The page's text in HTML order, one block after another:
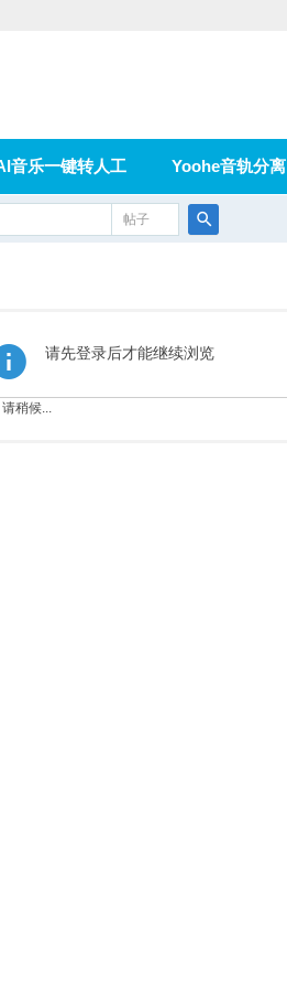
音乐一键转人工 Yoohe音轨分离
在线论坛
帖子
请先登录后才能继续浏览
请稍候...